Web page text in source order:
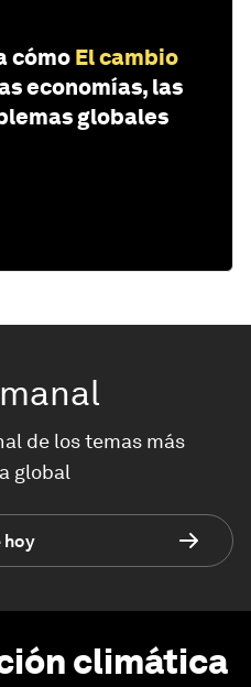
cómo El cambio
economías, las
globales
de los temas más
global
hoy
climática